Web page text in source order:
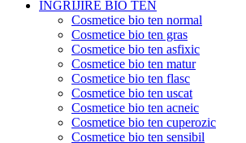
INGRIJIRE BIO TEN
Cosmetice bio ten normal
Cosmetice bio ten gras
Cosmetice bio ten asfixic
Cosmetice bio ten matur
Cosmetice bio ten flasc
Cosmetice bio ten uscat
Cosmetice bio ten acneic
Cosmetice bio ten cuperozic
Cosmetice bio ten sensibil